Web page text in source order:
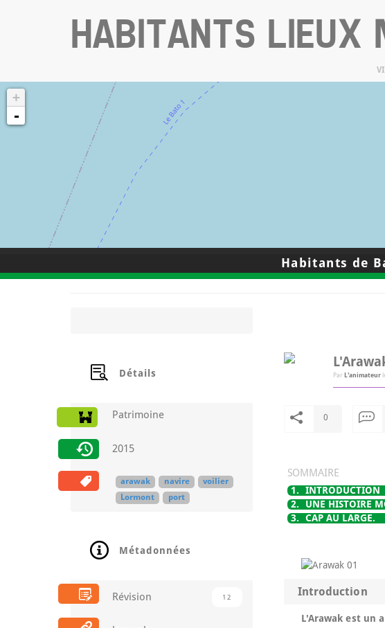
HABITANTS LIEUX
+
-
Habitants de
Détails
Patrimoine
2015
arawak navire
voilier
Lormont
port
Métadonnées
Révision 12
Par L'animateur
0
SOMMAIRE
1.
INTRODUCTION
2.
UNE HISTOIRE
3.
CAP AU LARGE.
Introduction
L'Arawak est un